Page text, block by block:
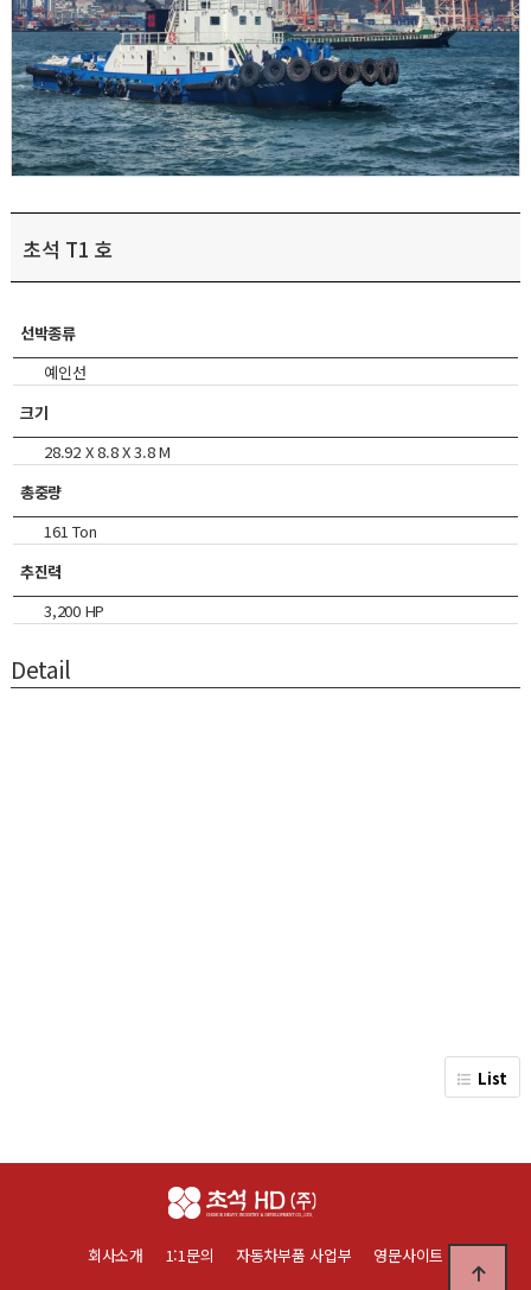
초석 T1 호
선박종류
예인선
크기
28.92 X 8.8 X 3.8 M
총중량
161 Ton
추진력
3,200 HP
Detail
List
회사소개 1:1문의 자동차부품 사업부 영문사이트